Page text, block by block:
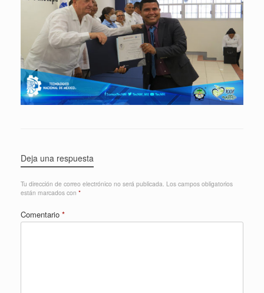
Deja una respuesta
Tu dirección de correo electrónico no será publicada. Los campos obligatorios
están marcados con *
Comentario *